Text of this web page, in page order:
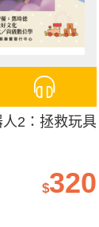
2：拯救玩具
$320